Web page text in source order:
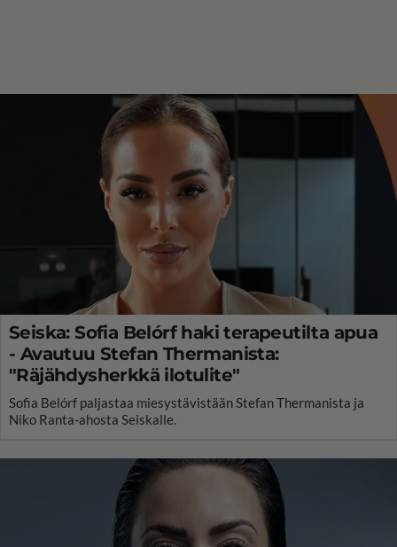
Seiska: Sofia Belórf haki terapeutilta apua
- Avautuu Stefan Thermanista:
"Räjähdysherkkä ilotulite"
Sofia Belórf paljastaa miesystävistään Stefan Thermanista ja
Niko Ranta-ahosta Seiskalle.